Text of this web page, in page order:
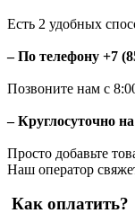
Есть 2 удобных
– По телефону +7
Позвоните нам с
– Круглосуточно
Просто добавьте
Наш оператор
Как оплатить?